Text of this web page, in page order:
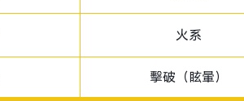
火系
擊破（眩暈）